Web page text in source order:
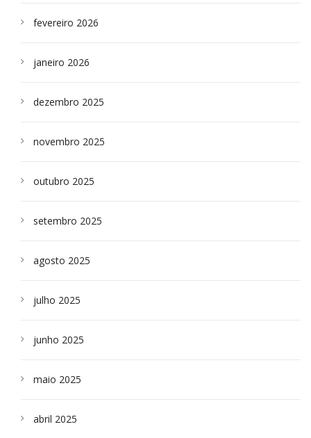
fevereiro 2026
janeiro 2026
dezembro 2025
novembro 2025
outubro 2025
setembro 2025
agosto 2025
julho 2025
junho 2025
maio 2025
abril 2025